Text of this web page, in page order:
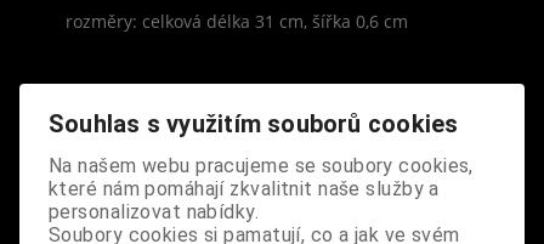
rozměry: celková délka 31 cm, šířka 0,6 cm
S výrobkem se také prodává
Souhlas s využitím souborů cookies
Na našem webu pracujeme se soubory cookies,
které nám pomáhají zkvalitnit naše služby a
personalizovat nabídky.
Soubory cookies si pamatují, co a jak ve svém